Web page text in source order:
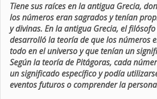
Tiene sus raíces en la antigua Grecia,
los números eran sagrados y tenían
y divinas. En la antigua Grecia, el
desarrolló la teoría de que los números
todo en el universo y que tenían un
Según la teoría de Pitágoras, cada
un significado específico y podía
eventos futuros o comprender la